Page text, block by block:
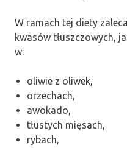
W ramach tej diety
kwasów tłuszczowych,
w:
oliwie z oliwek,
orzechach,
awokado,
tłustych mięsach,
rybach,